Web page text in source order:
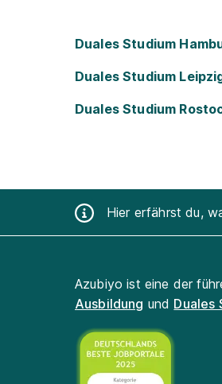
Duales Studium
Duales Studium
Duales Studium
Hier erfährst du,
Azubiyo ist eine der
Ausbildung und Duales